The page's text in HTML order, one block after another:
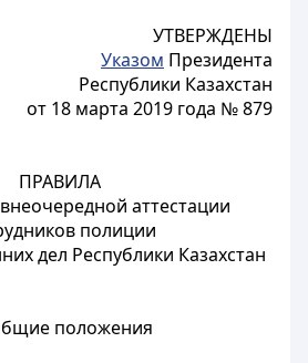
УТВЕРЖДЕНЫ
Указом Президента
Республики Казахстан
от 18 марта 2019 года № 879
ПРАВИЛА
аттестации
полиции
дел Республики Казахстан
положения